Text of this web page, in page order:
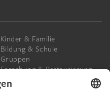
Kinder & Familie
Bildung & Schule
Gruppen
Forschung & Restaurierung
Presse